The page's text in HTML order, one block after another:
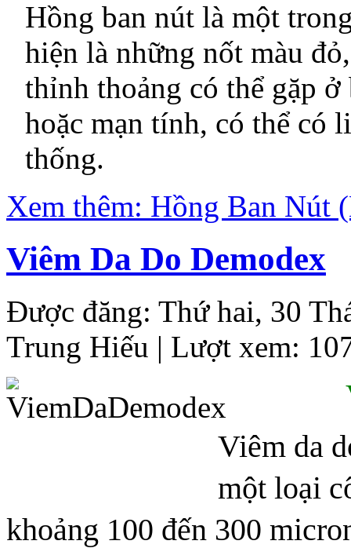
Hồng ban nút là một
hiện là những nốt màu
thỉnh thoảng có thể gặp
hoặc mạn tính, có thể có
thống.
Xem thêm: Hồng Ban Nút
Viêm Da Do Demodex
Được đăng: Thứ hai, 30
Trung Hiếu | Lượt xem:
Viêm da
một loại
khoảng 100 đến 300